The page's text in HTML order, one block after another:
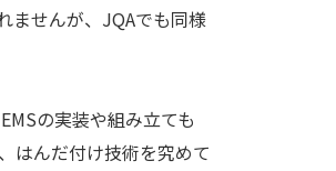
ませんが、JQAでも同様
の実装や組み立ても
はんだ付け技術を究めて